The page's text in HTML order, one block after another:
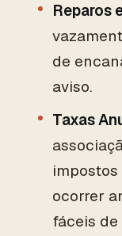
Reparos
de
aviso.
Taxas
ocorrer
fáceis